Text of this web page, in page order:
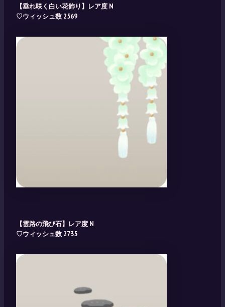
【垂れ咲く白い花飾り】レア度 N
♡ウィッシュ数 2569
【雲路の飛び石】レア度 N
♡ウィッシュ数 2735